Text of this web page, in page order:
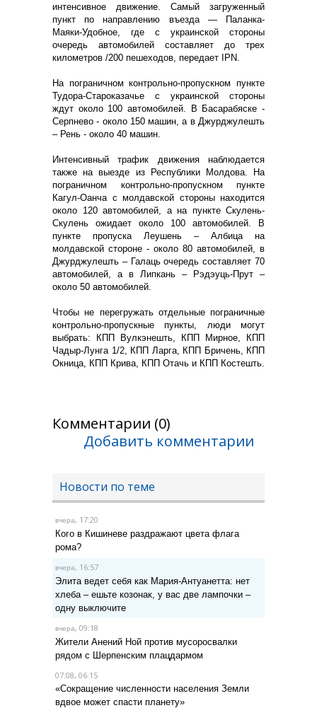
интенсивное движение. Самый загруженный
пункт по направлению въезда — Паланка-
Маяки-Удобное, где с украинской стороны
очередь автомобилей составляет до трех
километров /200 пешеходов, передает IPN.
На пограничном контрольно-пропускном пункте
Тудора-Староказачье с украинской стороны
ждут около 100 автомобилей. В Басарабяске -
Серпнево - около 150 машин, а в Джурджулешть
– Рень - около 40 машин.
Интенсивный трафик движения наблюдается
также на выезде из Республики Молдова. На
пограничном контрольно-пропускном пункте
Кагул-Оанча с молдавской стороны находится
около 120 автомобилей, а на пункте Скулень-
Скулень ожидает около 100 автомобилей. В
пункте пропуска Леушень – Албица на
молдавской стороне - около 80 автомобилей, в
Джурджулешть – Галаць очередь составляет 70
автомобилей, а в Липкань – Рэдэуць-Прут –
около 50 автомобилей.
Чтобы не перегружать отдельные пограничные
контрольно-пропускные пункты, люди могут
выбрать: КПП Вулкэнешть, КПП Мирное, КПП
Чадыр-Лунга 1/2, КПП Ларга, КПП Бричень, КПП
Окница, КПП Крива, КПП Отачь и КПП Костешть.
Комментарии (0)
Добавить комментарии
Новости по теме
вчера, 17:20
Кого в Кишиневе раздражают цвета флага
рома?
вчера, 16:57
Элита ведет себя как Мария-Антуанетта: нет
хлеба – ешьте козонак, у вас две лампочки –
одну выключите
вчера, 09:18
Жители Анений Ной против мусоросвалки
рядом с Шерпенским плацдармом
07.08, 06:15
«Сокращение численности населения Земли
вдвое может спасти планету»